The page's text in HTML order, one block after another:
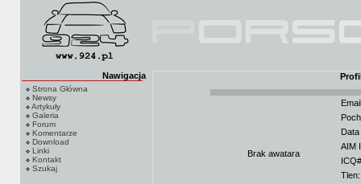
Nawigacja
Strona Główna
Newsy
Artykuły
Galeria
Forum
Komentarze
Download
Linki
Kontakt
Szukaj
Brak awatara
AIM
Tlen: